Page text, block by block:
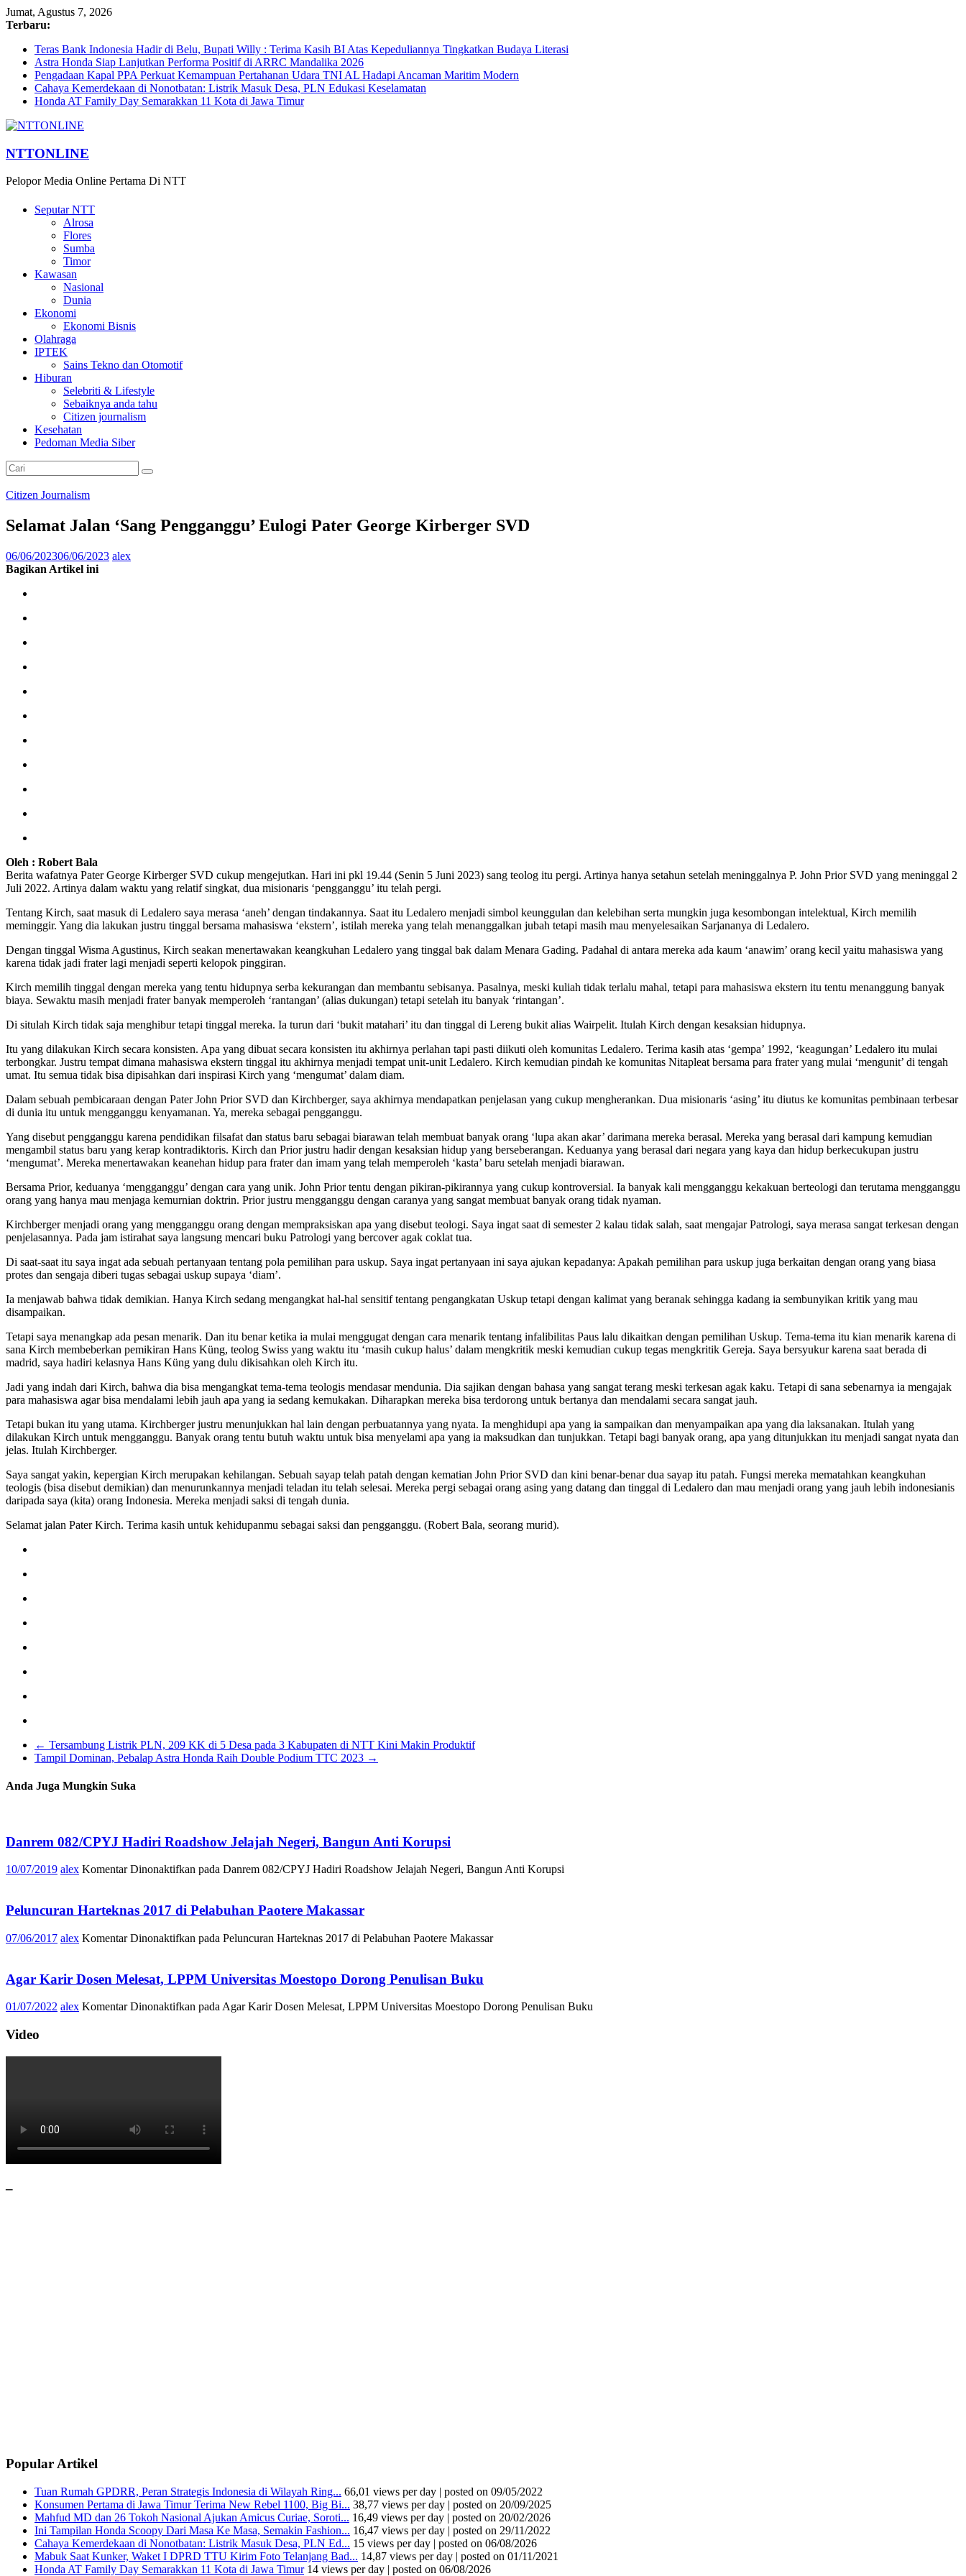
Jumat, Agustus 7, 2026
Terbaru:
Teras Bank Indonesia Hadir di Belu, Bupati Willy : Terima Kasih BI Atas Kepeduliannya Tingkatkan Budaya Literasi
Astra Honda Siap Lanjutkan Performa Positif di ARRC Mandalika 2026
Pengadaan Kapal PPA Perkuat Kemampuan Pertahanan Udara TNI AL Hadapi Ancaman Maritim Modern
Cahaya Kemerdekaan di Nonotbatan: Listrik Masuk Desa, PLN Edukasi Keselamatan
Honda AT Family Day Semarakkan 11 Kota di Jawa Timur
NTTONLINE
Pelopor Media Online Pertama Di NTT
Seputar NTT
Alrosa
Flores
Sumba
Timor
Kawasan
Nasional
Dunia
Ekonomi
Ekonomi Bisnis
Olahraga
IPTEK
Sains Tekno dan Otomotif
Hiburan
Selebriti & Lifestyle
Sebaiknya anda tahu
Citizen journalism
Kesehatan
Pedoman Media Siber
Citizen Journalism
Selamat Jalan ‘Sang Pengganggu’ Eulogi Pater George Kirberger SVD
06/06/202306/06/2023 alex
Bagikan Artikel ini
Oleh : Robert Bala
Berita wafatnya Pater George Kirberger SVD cukup mengejutkan. Hari ini pkl 19.44 (Senin 5 Juni 2023) sang teolog itu pergi. Artinya hanya setahun setelah meninggalnya P. John Prior SVD yang meninggal 2
Juli 2022. Artinya dalam waktu yang relatif singkat, dua misionaris ‘pengganggu’ itu telah pergi.
Tentang Kirch, saat masuk di Ledalero saya merasa ‘aneh’ dengan tindakannya. Saat itu Ledalero menjadi simbol keunggulan dan kelebihan serta mungkin juga kesombongan intelektual, Kirch memilih
meminggir. Yang dia lakukan justru tinggal bersama mahasiswa ‘ekstern’, istilah mereka yang telah menanggalkan jubah tetapi masih mau menyelesaikan Sarjananya di Ledalero.
Dengan tinggal Wisma Agustinus, Kirch seakan menertawakan keangkuhan Ledalero yang tinggal bak dalam Menara Gading. Padahal di antara mereka ada kaum ‘anawim’ orang kecil yaitu mahasiswa yang
karena tidak jadi frater lagi menjadi seperti kelopok pinggiran.
Kirch memilih tinggal dengan mereka yang tentu hidupnya serba kekurangan dan membantu sebisanya. Pasalnya, meski kuliah tidak terlalu mahal, tetapi para mahasiswa ekstern itu tentu menanggung banyak
biaya. Sewaktu masih menjadi frater banyak memperoleh ‘rantangan’ (alias dukungan) tetapi setelah itu banyak ‘rintangan’.
Di situlah Kirch tidak saja menghibur tetapi tinggal mereka. Ia turun dari ‘bukit matahari’ itu dan tinggal di Lereng bukit alias Wairpelit. Itulah Kirch dengan kesaksian hidupnya.
Itu yang dilakukan Kirch secara konsisten. Apa yang dibuat secara konsisten itu akhirnya perlahan tapi pasti diikuti oleh komunitas Ledalero. Terima kasih atas ‘gempa’ 1992, ‘keagungan’ Ledalero itu mulai
terbongkar. Justru tempat dimana mahasiswa ekstern tinggal itu akhirnya menjadi tempat unit-unit Ledalero. Kirch kemudian pindah ke komunitas Nitapleat bersama para frater yang mulai ‘mengunit’ di tengah
umat. Itu semua tidak bisa dipisahkan dari inspirasi Kirch yang ‘mengumat’ dalam diam.
Dalam sebuah pembicaraan dengan Pater John Prior SVD dan Kirchberger, saya akhirnya mendapatkan penjelasan yang cukup mengherankan. Dua misionaris ‘asing’ itu diutus ke komunitas pembinaan terbesar
di dunia itu untuk mengganggu kenyamanan. Ya, mereka sebagai pengganggu.
Yang disebut pengganggu karena pendidikan filsafat dan status baru sebagai biarawan telah membuat banyak orang ‘lupa akan akar’ darimana mereka berasal. Mereka yang berasal dari kampung kemudian
mengambil status baru yang kerap kontradiktoris. Kirch dan Prior justru hadir dengan kesaksian hidup yang berseberangan. Keduanya yang berasal dari negara yang kaya dan hidup berkecukupan justru
‘mengumat’. Mereka menertawakan keanehan hidup para frater dan imam yang telah memperoleh ‘kasta’ baru setelah menjadi biarawan.
Bersama Prior, keduanya ‘mengganggu’ dengan cara yang unik. John Prior tentu dengan pikiran-pikirannya yang cukup kontroversial. Ia banyak kali mengganggu kekakuan berteologi dan terutama mengganggu
orang yang hanya mau menjaga kemurnian doktrin. Prior justru mengganggu dengan caranya yang sangat membuat banyak orang tidak nyaman.
Kirchberger menjadi orang yang mengganggu orang dengan mempraksiskan apa yang disebut teologi. Saya ingat saat di semester 2 kalau tidak salah, saat mengajar Patrologi, saya merasa sangat terkesan dengan
penjelasannya. Pada jam istirahat saya langsung mencari buku Patrologi yang bercover agak coklat tua.
Di saat-saat itu saya ingat ada sebuah pertanyaan tentang pola pemilihan para uskup. Saya ingat pertanyaan ini saya ajukan kepadanya: Apakah pemilihan para uskup juga berkaitan dengan orang yang biasa
protes dan sengaja diberi tugas sebagai uskup supaya ‘diam’.
Ia menjawab bahwa tidak demikian. Hanya Kirch sedang mengangkat hal-hal sensitif tentang pengangkatan Uskup tetapi dengan kalimat yang beranak sehingga kadang ia sembunyikan kritik yang mau
disampaikan.
Tetapi saya menangkap ada pesan menarik. Dan itu benar ketika ia mulai menggugat dengan cara menarik tentang infalibilitas Paus lalu dikaitkan dengan pemilihan Uskup. Tema-tema itu kian menarik karena di
sana Kirch membeberkan pemikiran Hans Küng, teolog Swiss yang waktu itu ‘masih cukup halus’ dalam mengkritik meski kemudian cukup tegas mengkritik Gereja. Saya bersyukur karena saat berada di
madrid, saya hadiri kelasnya Hans Küng yang dulu dikisahkan oleh Kirch itu.
Jadi yang indah dari Kirch, bahwa dia bisa mengangkat tema-tema teologis mendasar mendunia. Dia sajikan dengan bahasa yang sangat terang meski terkesan agak kaku. Tetapi di sana sebenarnya ia mengajak
para mahasiswa agar bisa mendalami lebih jauh apa yang ia sedang kemukakan. Diharapkan mereka bisa terdorong untuk bertanya dan mendalami secara sangat jauh.
Tetapi bukan itu yang utama. Kirchberger justru menunjukkan hal lain dengan perbuatannya yang nyata. Ia menghidupi apa yang ia sampaikan dan menyampaikan apa yang dia laksanakan. Itulah yang
dilakukan Kirch untuk mengganggu. Banyak orang tentu butuh waktu untuk bisa menyelami apa yang ia maksudkan dan tunjukkan. Tetapi bagi banyak orang, apa yang ditunjukkan itu menjadi sangat nyata dan
jelas. Itulah Kirchberger.
Saya sangat yakin, kepergian Kirch merupakan kehilangan. Sebuah sayap telah patah dengan kematian John Prior SVD dan kini benar-benar dua sayap itu patah. Fungsi mereka mematahkan keangkuhan
teologis (bisa disebut demikian) dan menurunkannya menjadi teladan itu telah selesai. Mereka pergi sebagai orang asing yang datang dan tinggal di Ledalero dan mau menjadi orang yang jauh lebih indonesianis
daripada saya (kita) orang Indonesia. Mereka menjadi saksi di tengah dunia.
Selamat jalan Pater Kirch. Terima kasih untuk kehidupanmu sebagai saksi dan pengganggu. (Robert Bala, seorang murid).
← Tersambung Listrik PLN, 209 KK di 5 Desa pada 3 Kabupaten di NTT Kini Makin Produktif
Tampil Dominan, Pebalap Astra Honda Raih Double Podium TTC 2023 →
Anda Juga Mungkin Suka
Danrem 082/CPYJ Hadiri Roadshow Jelajah Negeri, Bangun Anti Korupsi
10/07/2019 alex Komentar Dinonaktifkan pada Danrem 082/CPYJ Hadiri Roadshow Jelajah Negeri, Bangun Anti Korupsi
Peluncuran Harteknas 2017 di Pelabuhan Paotere Makassar
07/06/2017 alex Komentar Dinonaktifkan pada Peluncuran Harteknas 2017 di Pelabuhan Paotere Makassar
Agar Karir Dosen Melesat, LPPM Universitas Moestopo Dorong Penulisan Buku
01/07/2022 alex Komentar Dinonaktifkan pada Agar Karir Dosen Melesat, LPPM Universitas Moestopo Dorong Penulisan Buku
Video
–
Popular Artikel
Tuan Rumah GPDRR, Peran Strategis Indonesia di Wilayah Ring... 66,01 views per day | posted on 09/05/2022
Konsumen Pertama di Jawa Timur Terima New Rebel 1100, Big Bi... 38,77 views per day | posted on 20/09/2025
Mahfud MD dan 26 Tokoh Nasional Ajukan Amicus Curiae, Soroti... 16,49 views per day | posted on 20/02/2026
Ini Tampilan Honda Scoopy Dari Masa Ke Masa, Semakin Fashion... 16,47 views per day | posted on 29/11/2022
Cahaya Kemerdekaan di Nonotbatan: Listrik Masuk Desa, PLN Ed... 15 views per day | posted on 06/08/2026
Mabuk Saat Kunker, Waket I DPRD TTU Kirim Foto Telanjang Bad... 14,87 views per day | posted on 01/11/2021
Honda AT Family Day Semarakkan 11 Kota di Jawa Timur 14 views per day | posted on 06/08/2026